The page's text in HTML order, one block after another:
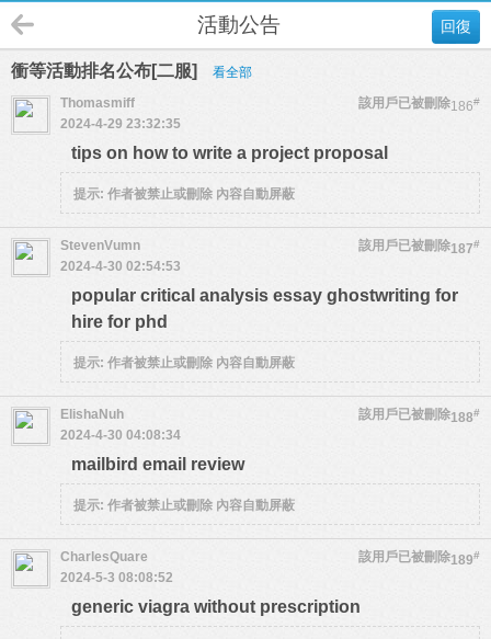
回復
活動公告
衝等活動排名公布[二服] 看全部
186#
Thomasmiff
該用戶已被刪除
2024-4-29 23:32:35
tips on how to write a project proposal
提示: 作者被禁止或刪除 內容自動屏蔽
187#
StevenVumn
該用戶已被刪除
2024-4-30 02:54:53
popular critical analysis essay ghostwriting for
hire for phd
提示: 作者被禁止或刪除 內容自動屏蔽
188#
ElishaNuh
該用戶已被刪除
2024-4-30 04:08:34
mailbird email review
提示: 作者被禁止或刪除 內容自動屏蔽
189#
CharlesQuare
該用戶已被刪除
2024-5-3 08:08:52
generic viagra without prescription